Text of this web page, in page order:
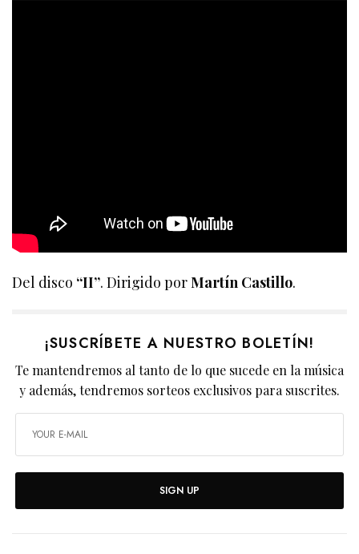
Del disco “II”. Dirigido porMartín Castillo.
¡SUSCRÍBETE A NUESTRO BOLETÍN!
Te mantendremos al tanto de lo que sucede en la música
y además, tendremos sorteos exclusivos para suscrites.
SIGN UP